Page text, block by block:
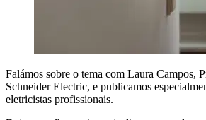
Falámos sobre o tema com Laura Campos,
Schneider Electric, e publicamos
eletricistas profissionais.